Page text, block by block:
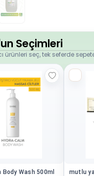
Seçimleri
ürünleri seç, tek seferde
Body Wash 500ml
mutlu